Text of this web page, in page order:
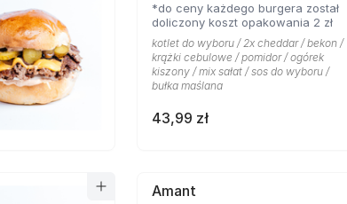
*do ceny każdego burgera został
doliczony koszt opakowania 2 zł
kotlet do wyboru / 2x cheddar / bekon /
krążki cebulowe / pomidor / ogórek
kiszony / mix sałat / sos do wyboru /
bułka maślana
43,99 zł
Amant